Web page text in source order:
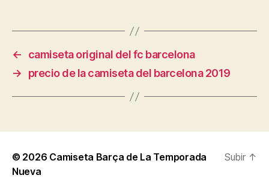
←
camiseta original del fc barcelona
→
precio de la camiseta del barcelona 2019
© 2026 Camiseta Barça de La Temporada
Nueva
Subir ↑